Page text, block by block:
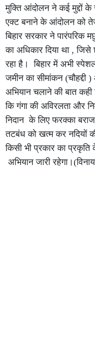
मुक्ति आंदोलन ने कई मुद्दों के
एक्ट बनाने के आंदोलन को
बिहार सरकार ने पारंपरिक
का अधिकार दिया था ,
रहा है। बिहार में अभी
जमीन का सीमांकन (चौहद्दी
अभियान चलाने की बात
कि गंगा की अविरलता और
निदान के लिए फरक्का
तटबंध को खत्म कर नदियों
किसी भी प्रकार का
अभियान जारी